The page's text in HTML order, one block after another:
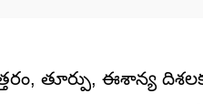
తూర్పు, ఈశాన్య